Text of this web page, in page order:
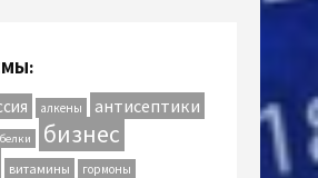
алкены антисептики
белки бизнес
витамины гормоны